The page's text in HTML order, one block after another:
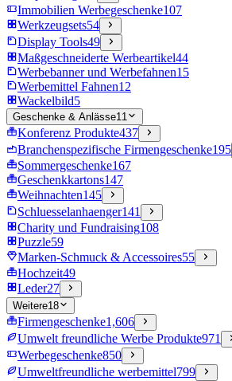
Immobilien Werbegeschenke107
Werkzeugsets54
Display Tools49
Maßgeschneiderte Werbeartikel44
Werbebanner und Werbefahnen15
Werbemittel Fahnen12
Wackelbild5
Geschenke & Anlässe11
Konferenz Produkte437
Branchenspezifische Firmengeschenke195
Sommergeschenke167
Geschenkkartons147
Weihnachten145
Schluesselanhaenger141
Charity und Fundraising108
Puzzle59
Marken-Schmuck & Accessoires55
Hochzeit49
Leder27
Weitere18
Firmengeschenke1,606
Umwelt freundliche Werbe Produkte971
Werbegeschenke850
Umweltfreundliche werbemittel799